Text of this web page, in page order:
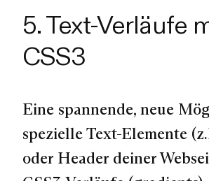
5. Text-Verläufe
CSS3
Eine spannende, neue
spezielle Text-Elemente
oder Header deiner